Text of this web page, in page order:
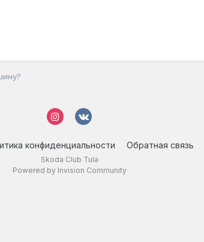
конфиденциальности Обратная связь
Skoda Club Tula
Powered by Invision Community